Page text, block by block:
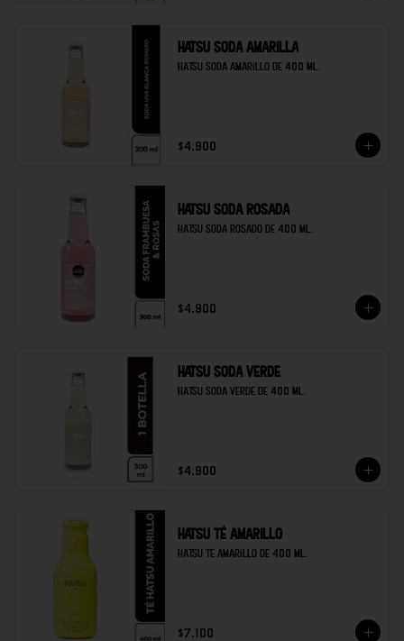
Hatsu soda amarilla
Hatsu soda amarillo de 400 ml.
$4.900
Hatsu soda rosada
Hatsu soda rosado de 400 ml.
$4.900
Hatsu soda verde
Hatsu soda verde de 400 ml.
$4.900
Hatsu té amarillo
Hatsu te amarillo de 400 ml.
$7.100